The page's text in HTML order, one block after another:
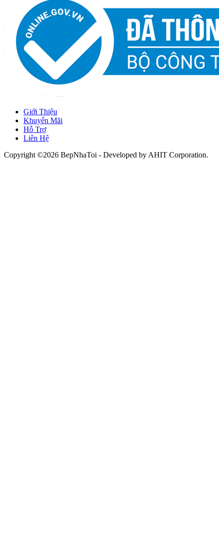
Giới Thiệu
Khuyến Mãi
Hỗ Trợ
Liên Hệ
Copyright ©2026 BepNhaToi - Developed by AHIT Corporation.